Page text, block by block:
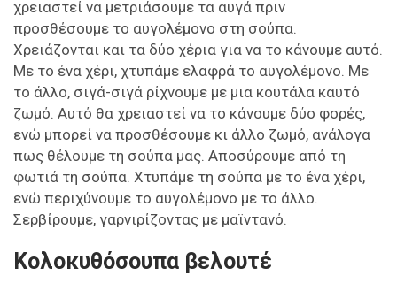
χρειαστεί να μετριάσουμε τα αυγά πριν
προσθέσουμε το αυγολέμονο στη σούπα.
Χρειάζονται και τα δύο χέρια για να το κάνουμε αυτό.
Με το ένα χέρι, χτυπάμε ελαφρά το αυγολέμονο. Με
το άλλο, σιγά-σιγά ρίχνουμε με μια κουτάλα καυτό
ζωμό. Αυτό θα χρειαστεί να το κάνουμε δύο φορές,
ενώ μπορεί να προσθέσουμε κι άλλο ζωμό, ανάλογα
πως θέλουμε τη σούπα μας. Αποσύρουμε από τη
φωτιά τη σούπα. Χτυπάμε τη σούπα με το ένα χέρι,
ενώ περιχύνουμε το αυγολέμονο με το άλλο.
Σερβίρουμε, γαρνιρίζοντας με μαϊντανό.
Κολοκυθόσουπα βελουτέ